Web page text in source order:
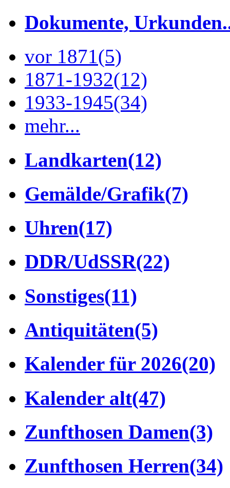
Dokumente,
vor 1871(5)
1871-1932(12)
1933-1945(34)
mehr...
Landkarten(12)
Gemälde/Grafik(7)
Uhren(17)
DDR/UdSSR(22)
Sonstiges(11)
Antiquitäten(5)
Kalender für 2026(20)
Kalender alt(47)
Zunfthosen Damen(3)
Zunfthosen Herren(34)